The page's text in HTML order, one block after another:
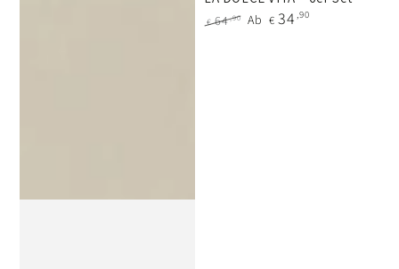
€ 64,90 Ab € 34 ,90